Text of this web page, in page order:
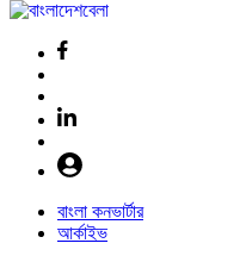
বাংলা কনভার্টার
আর্কাইভ